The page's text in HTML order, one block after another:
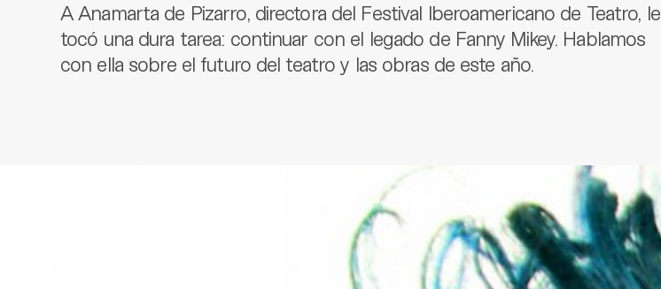
A Anamarta de Pizarro, directora del Festival Iberoamericano de Teatro, le
tocó una dura tarea: continuar con el legado de Fanny Mikey. Hablamos
con ella sobre el futuro del teatro y las obras de este año.